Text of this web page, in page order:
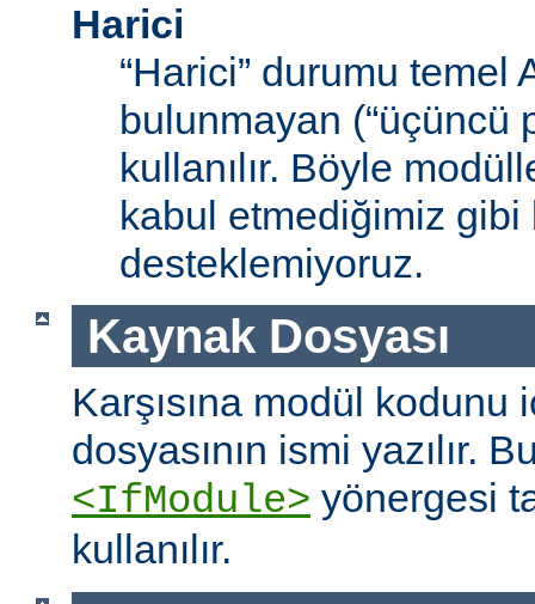
Harici
“Harici” durumu temel
bulunmayan (“üçüncü
kullanılır. Böyle
kabul etmediğimiz gibi
desteklemiyoruz.
Kaynak Dosyası
Karşısına modül kodunu
dosyasının ismi yazılır.
<IfModule> yönergesi
kullanılır.